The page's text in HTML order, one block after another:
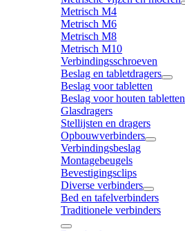
Metrisch M4
Metrisch M6
Metrisch M8
Metrisch M10
Verbindingsschroeven
Beslag en tabletdragers
Beslag voor tabletten
Beslag voor houten tabletten
Glasdragers
Stellijsten en dragers
Opbouwverbinders
Verbindingsbeslag
Montagebeugels
Bevestigingsclips
Diverse verbinders
Bed en tafelverbinders
Traditionele verbinders